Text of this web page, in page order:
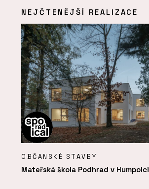
NEJČTENĚJŠÍ REALIZACE
OBČANSKÉ STAVBY
Mateřská škola Podhrad v Humpolci